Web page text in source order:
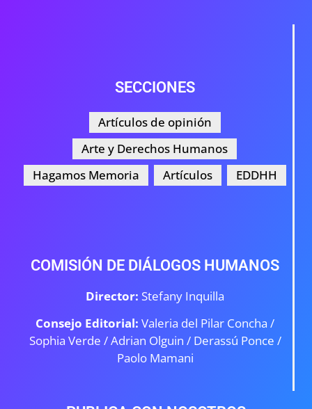
SECCIONES
Artículos de opinión
Arte y Derechos Humanos
Hagamos Memoria
Artículos EDDHH
COMISIÓN DE DIÁLOGOS HUMANOS
Director: Stefany Inquilla
Consejo Editorial: Valeria del Pilar Concha /
Sophia Verde /Adrian Olguin / Derassú Ponce /
Paolo Mamani